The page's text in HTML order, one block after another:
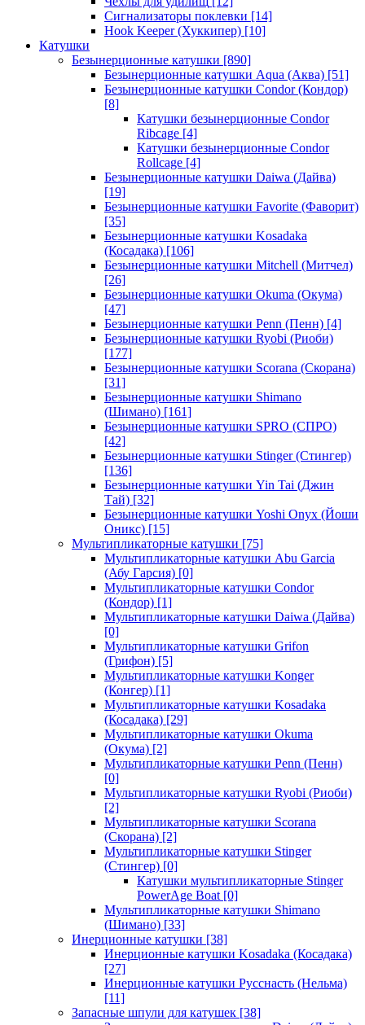
Сигнализаторы поклевки [14]
Hook Keeper (Хуккипер) [10]
Катушки
Безынерционные катушки [890]
Безынерционные катушки Aqua (Аква) [51]
Безынерционные катушки Condor (Кондор)
[8]
Катушки безынерционные Condor
Ribcage [4]
Катушки безынерционные Condor
Rollcage [4]
Безынерционные катушки Daiwa (Дайва)
[19]
Безынерционные катушки Favorite (Фаворит)
[35]
Безынерционные катушки Kosadaka
(Косадака) [106]
Безынерционные катушки Mitchell (Митчел)
[26]
Безынерционные катушки Okuma (Окума)
[47]
Безынерционные катушки Penn (Пенн) [4]
Безынерционные катушки Ryobi (Риоби)
[177]
Безынерционные катушки Scorana (Скорана)
[31]
Безынерционные катушки Shimano
(Шимано) [161]
Безынерционные катушки SPRO (СПРО)
[42]
Безынерционные катушки Stinger (Стингер)
[136]
Безынерционные катушки Yin Tai (Джин
Тай) [32]
Безынерционные катушки Yoshi Onyx (Йоши
Оникс) [15]
Мультипликаторные катушки [75]
Мультипликаторные катушки Abu Garcia
(Абу Гарсия) [0]
Мультипликаторные катушки Condor
(Кондор) [1]
Мультипликаторные катушки Daiwa (Дайва)
[0]
Мультипликаторные катушки Grifon
(Грифон) [5]
Мультипликаторные катушки Konger
(Конгер) [1]
Мультипликаторные катушки Kosadaka
(Косадака) [29]
Мультипликаторные катушки Okuma
(Окума) [2]
Мультипликаторные катушки Penn (Пенн)
[0]
Мультипликаторные катушки Ryobi (Риоби)
[2]
Мультипликаторные катушки Scorana
(Скорана) [2]
Мультипликаторные катушки Stinger
(Стингер) [0]
Катушки мультипликаторные Stinger
PowerAge Boat [0]
Мультипликаторные катушки Shimano
(Шимано) [33]
Инерционные катушки [38]
Инерционные катушки Kosadaka (Косадака)
[27]
Инерционные катушки Русснасть (Нельма)
[11]
Запасные шпули для катушек [38]